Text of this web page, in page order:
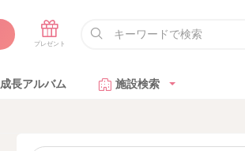
成長アルバム 施設検索